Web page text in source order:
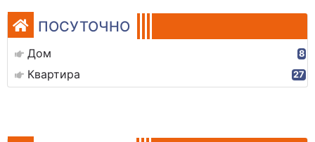
ПОСУТОЧНО
Дом 8
Квартира 27